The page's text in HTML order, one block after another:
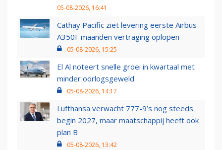
05-08-2026, 16:41
Cathay Pacific ziet levering eerste Airbus
A350F maanden vertraging oplopen
05-08-2026, 15:25
El Al noteert snelle groei in kwartaal met
minder oorlogsgeweld
05-08-2026, 14:17
Lufthansa verwacht 777-9’s nog steeds
begin 2027, maar maatschappij heeft ook
plan B
05-08-2026, 13:42